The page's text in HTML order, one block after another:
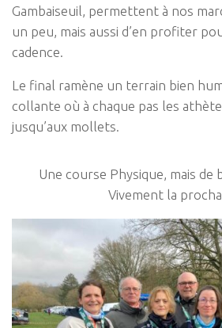
Gambaiseuil, permettent à nos
un peu, mais aussi d’en profiter
cadence.
Le final ramène un terrain bien
collante où à chaque pas les
jusqu’aux mollets.
Une course Physique, mais de
Vivement la